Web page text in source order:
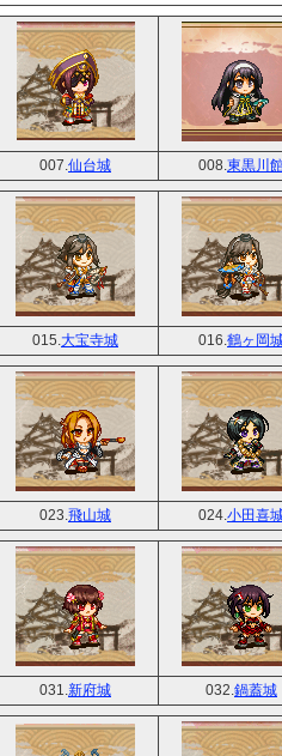
007. 仙台城 008. 東黒川
015. 大宝寺城 016. 鶴ヶ岡
023. 飛山城 024. 小田喜
031. 新府城 032. 鍋蓋城